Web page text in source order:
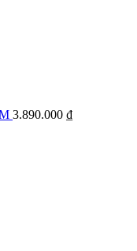
3.890.000 ₫